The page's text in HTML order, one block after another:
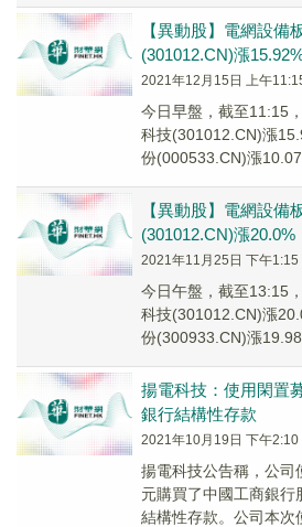
【異動股】電網設備
(301012.CN)漲
2021年12月15日 上午
今日早盤，截至11:15
科技(301012.CN)漲
份(000533.CN)漲
【異動股】電網設備
(301012.CN)漲20.0%
2021年11月25日 下午1:15
今日午盤，截至13:15
科技(301012.CN)漲
份(300933.CN)漲
揚電科技：使用閑置
銀行結構性存款
2021年10月19日 下午2:10
揚電科技公告稱，公
元購買了中國工商銀行
結構性存款。公司本次